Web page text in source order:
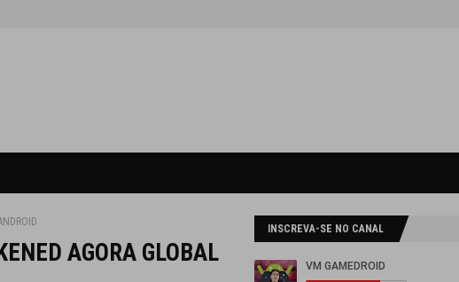
AGORA GLOBAL
INSCREVA-SE NO CANAL